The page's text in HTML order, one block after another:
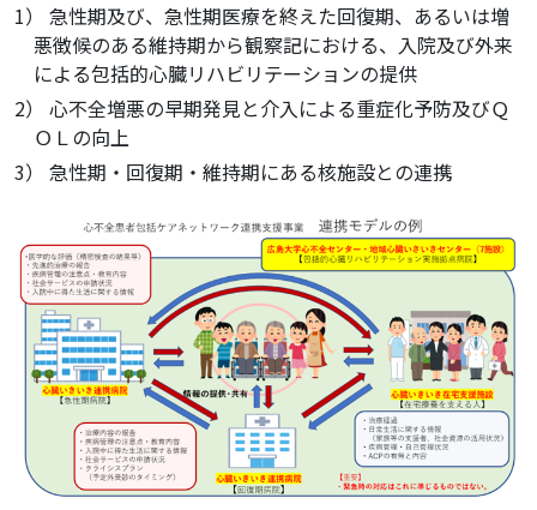
1） 急性期及び、急性期医療を終えた回復期、あるいは増
悪徴候のある維持期から観察記における、入院及び外来
による包括的心臓リハビリテーションの提供
2） 心不全増悪の早期発見と介入による重症化予防及びＱ
ＯＬの向上
3） 急性期・回復期・維持期にある核施設との連携